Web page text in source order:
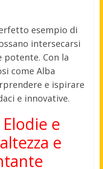
esempio di
intersecarsi
potente. Con la
come Alba
e ispirare
e innovative.
e
e